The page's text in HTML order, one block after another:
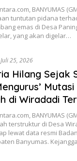
BANYUMAS
tuntutan pidana
emas di Desa
yang akan digelar…
Juli 25, 2026
Hilang Sejak
di Wiradadi
BANYUMAS
terstruktur di Desa
lewat data resmi
Banyumas.